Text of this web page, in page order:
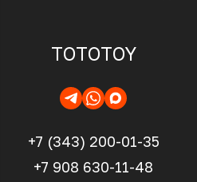
TOTOTOY
+7 (343) 200-01-35
+7 908 630-11-48